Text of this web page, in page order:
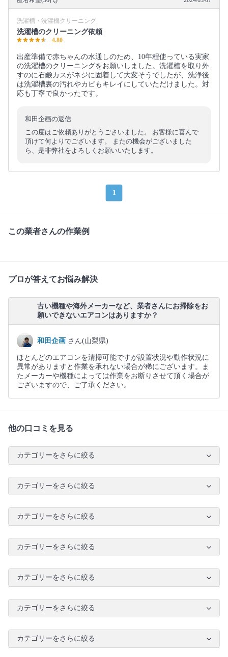
洗濯槽・洗濯機クリーニング
洗濯槽のクリーニング依頼
4.80
出産準備で赤ちゃんの水通しのため、10年程使っている実家
の洗濯槽のクリーニングをお願いしました。洗濯槽を取り外
すのに石鹸カスがネジに固着して大変そうでしたが、洗浄後
は洗濯槽裏の汚れやカビもキレイにしていただけました。対
応も丁寧で良かったです。
和田企画の返信
この度はご依頼ありがとうごさいました。 お客様に喜んで
頂けて何よりでございます。 またの機会がございました
ら、是非弊社をよろしくお願いいたします。
1
この業者さんの作業例
プロが答えてお悩み解決
古い機種や海外メーカーなど、業者さんにお掃除をお
願いできないエアコンはありますか？
和田企画 さん(山梨県)
ほとんどのエアコンを清掃可能ですが設置状況や動作状況に
異常がありますと作業を承れない場合が稀にございます。ま
たメーカーや機種によっては作業をお断りさせて頂く場合が
ございますので、ご了承ください。
他の口コミを見る
カテゴリーをさらに絞る
カテゴリーをさらに絞る
カテゴリーをさらに絞る
カテゴリーをさらに絞る
カテゴリーをさらに絞る
カテゴリーをさらに絞る
カテゴリーをさらに絞る